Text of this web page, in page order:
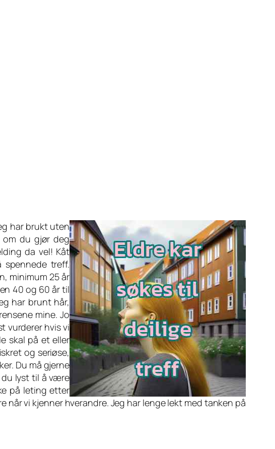
har brukt uten
om du gjør deg
da vel! Kåt
treff.
minimum 25 år
40 og 60 år til
har brunt hår,
mine. Jo
vurderer hvis vi
skal på et eller
og seriøse,
Du må gjerne
du lyst til å være
på leting etter
vi kjenner hverandre. Jeg har lenge lekt med tanken på